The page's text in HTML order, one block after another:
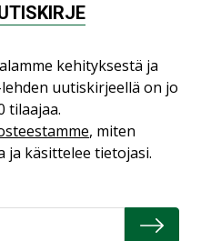
on tekniikkalaji
yrityskaupasta:
kehityksestä ja
uutiskirjeellä on jo
tilaajaa.
, miten
ja käsittelee tietojasi.